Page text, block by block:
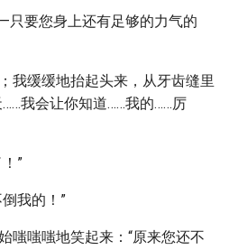
只要您身上还有足够的力气的
我缓缓地抬起头来，从牙齿缝里
……我会让你知道……我的……厉
”
我的！”
嗤嗤嗤地笑起来：“原来您还不